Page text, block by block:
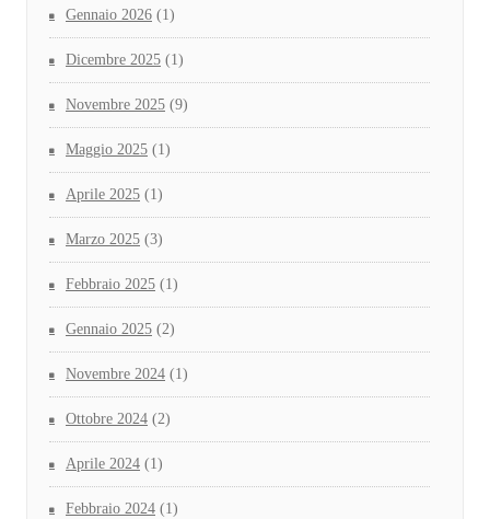
Gennaio 2026 (1)
Dicembre 2025 (1)
Novembre 2025 (9)
Maggio 2025 (1)
Aprile 2025 (1)
Marzo 2025 (3)
Febbraio 2025 (1)
Gennaio 2025 (2)
Novembre 2024 (1)
Ottobre 2024 (2)
Aprile 2024 (1)
Febbraio 2024 (1)